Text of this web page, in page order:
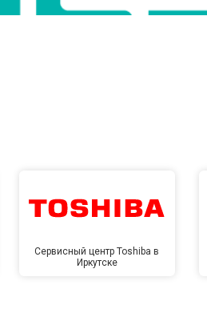
Сервисный центр Toshiba в
Иркутске